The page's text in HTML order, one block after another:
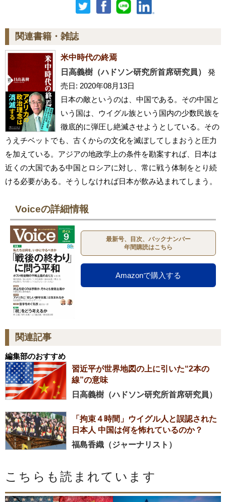
関連書籍・雑誌
米中時代の終焉
日高義樹（ハドソン研究所首席研究員）
発
売日: 2020年08月13日
日本の敵というのは、中国である。その中国と
いう国は、ウイグル族という国内の少数民族を
徹底的に弾圧し絶滅させようとしている。その
うえチベットでも、古くからの文化を滅ぼしてしまおうと圧力
を加えている。アジアの地政学上の条件を勘案すれば、日本は
近くの大国である中国とロシアに対し、常に戦う体制をとり続
ける必要がある。そうしなければ日本が飲み込まれてしまう。
Voiceの詳細情報
最新号、目次、バックナンバー
年間購読はこちら
Amazonで購入する
関連記事
編集部のおすすめ
習近平が世界地図の上に引いた“2本の
線”の意味
日高義樹（ハドソン研究所首席研究員）
「拘束４時間」ウイグル人と誤認された
日本人 中国は何を怖れているのか？
福島香織（ジャーナリスト）
こちらも読まれています